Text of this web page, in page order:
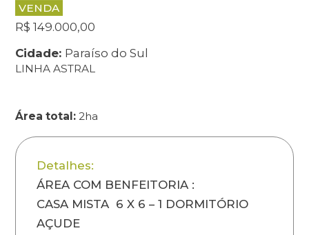
VENDA
R$ 149.000,00
Cidade: Paraíso do Sul
LINHA ASTRAL
Área total:2ha
Detalhes:
ÁREA COM BENFEITORIA :
CASA MISTA 6 X 6 – 1 DORMITÓRIO
AÇUDE